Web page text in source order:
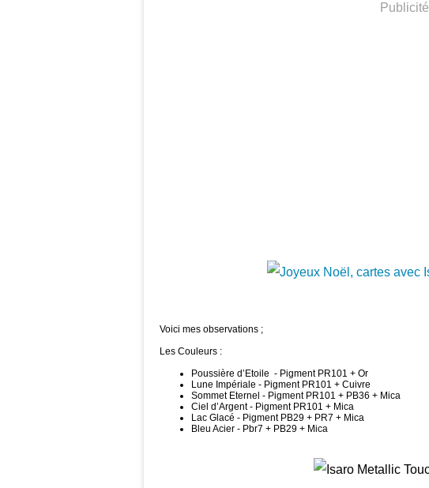
Publicité
Voici mes observations ;
Les Couleurs :
Poussière d’Etoile - Pigment PR101 + Or
Lune Impériale - Pigment PR101 + Cuivre
Sommet Eternel - Pigment PR101 + PB36 + Mica
Ciel d’Argent - Pigment PR101 + Mica
Lac Glacé - Pigment PB29 + PR7 + Mica
Bleu Acier - Pbr7 + PB29 + Mica